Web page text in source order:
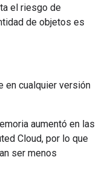
el riesgo de
de objetos es
en cualquier versión
aumentó en las
Cloud, por lo que
ser menos